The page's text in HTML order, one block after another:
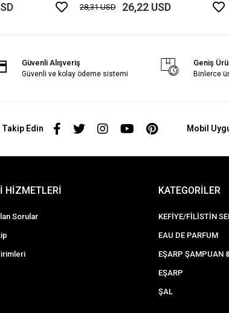
28,31 USD 26,22 USD
Güvenli Alışveriş
Güvenli ve kolay ödeme sistemi
Geniş
Binlerce
Takip Edin Mobil
HİZMETLERİ
Sorular
KATEGORİLER
KEFİYE/FİLİSTİN
EAU DE PARFUM
EŞARP ŞAMPUAN
EŞARP
ŞAL